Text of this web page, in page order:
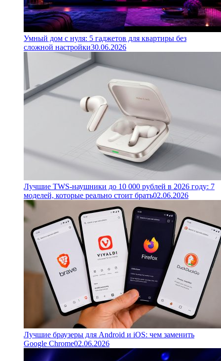
Умный дом с нуля: 5 гаджетов для квартиры без
сложной настройки30.06.2026
Лучшие TWS-наушники до 10 000 рублей в 2026 году: 7
моделей, которые реально стоит брать02.06.2026
Лучшие браузеры для Android и iOS: чем заменить
Google Chrome02.06.2026